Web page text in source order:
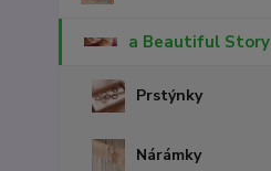
a Beautiful Story
Prstýnky
Nárámky